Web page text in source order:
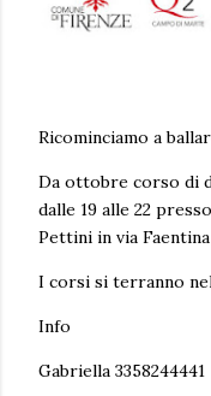
Ricominciamo a
Da ottobre corso di
dalle 19 alle 22
Pettini in via
I corsi si terranno
Info
Gabriella 3358244441